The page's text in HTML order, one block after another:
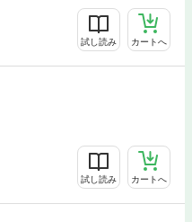
試し読み カートへ
試し読み カートへ